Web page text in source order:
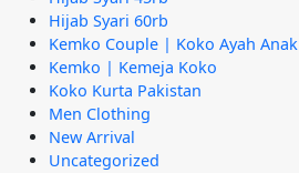
Hijab Syari 60rb
Kemko Couple | Koko Ayah Anak
Kemko | Kemeja Koko
Koko Kurta Pakistan
Men Clothing
New Arrival
Uncategorized